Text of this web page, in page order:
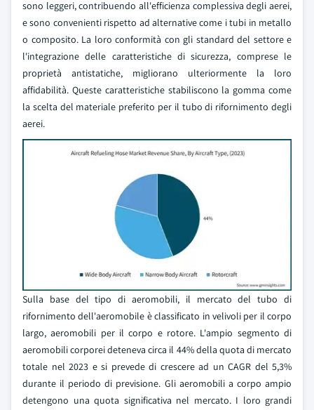
sono leggeri, contribuendo all'efficienza complessiva degli aerei,
e sono convenienti rispetto ad alternative come i tubi in metallo
o composito. La loro conformità con gli standard del settore e
l'integrazione delle caratteristiche di sicurezza, comprese le
proprietà antistatiche, migliorano ulteriormente la loro
affidabilità. Queste caratteristiche stabiliscono la gomma come
la scelta del materiale preferito per il tubo di rifornimento degli
aerei.
Sulla base del tipo di aeromobili, il mercato del tubo di
rifornimento dell'aeromobile è classificato in velivoli per il corpo
largo, aeromobili per il corpo e rotore. L'ampio segmento di
aeromobili corporei deteneva circa il 44% della quota di mercato
totale nel 2023 e si prevede di crescere ad un CAGR del 5,3%
durante il periodo di previsione. Gli aeromobili a corpo ampio
detengono una quota significativa nel mercato. I loro grandi